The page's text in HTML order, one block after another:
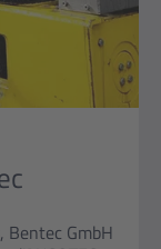
Bentec GmbH